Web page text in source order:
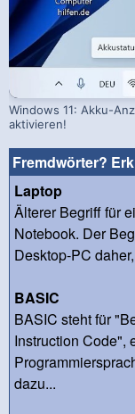
Windows 11: Akku-
aktivieren!
Fremdwörter?
Laptop
Älterer Begriff für
Notebook. Der
Desktop-PC
BASIC
BASIC steht für
Instruction Code",
dazu...